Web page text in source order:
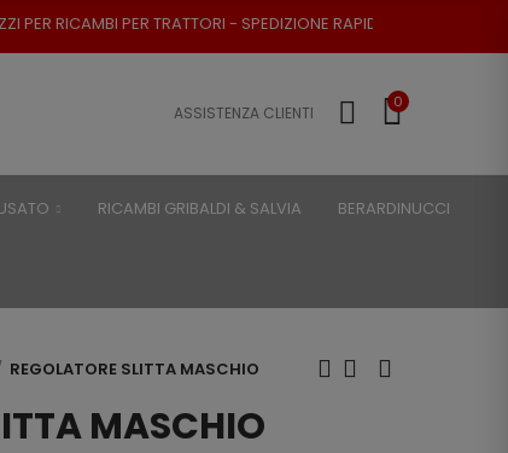
TRATTORI - SPEDIZIONE RAPIDA - RESO POSSIBILE
ASSISTENZA CLIENTI
0
RICAMBI GRIBALDI & SALVIA BERARDINUCCI
REGOLATORE SLITTA MASCHIO
MASCHIO